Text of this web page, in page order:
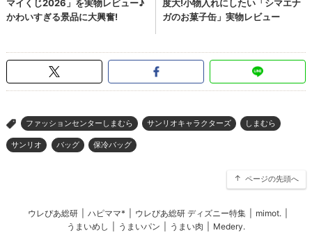
> ファッションセンターしまむら サンリオキャラクターズ しまむら
サンリオ バッグ 保冷バッグ
ページの先頭へ
ウレぴあ総研 ハピママ* ウレぴあ総研 ディズニー特集 mimot.
うまいめし
うまいパン うまい肉 Medery.